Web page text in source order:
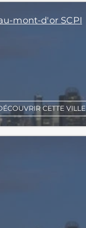
mont-d'or SCPI
CETTE VILLE